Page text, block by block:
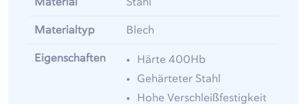
Materialtyp Blech
Eigenschaften
Härte 400Hb
Gehärteter Stahl
Hohe Verschleißfestigkeit